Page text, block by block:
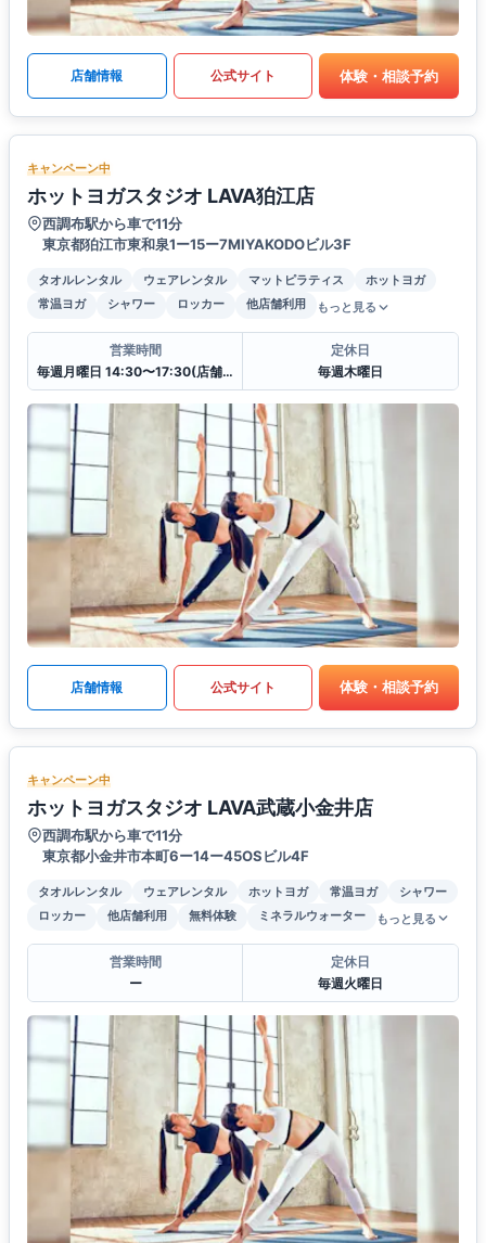
店舗情報 公式サイト 体験・相談予約
キャンペーン中
ホットヨガスタジオ LAVA狛江店
西調布駅から車で11分
東京都狛江市東和泉1ー15ー7MIYAKODOビル3F
タオルレンタル ウェアレンタル マットピラティス
ホットヨガ
常温ヨガ
シャワー ロッカー 他店舗利用 もっと見る
営業時間
毎週月曜日 14:30〜17:30(店舗クローズ)
定休日
毎週木曜日
店舗情報 公式サイト 体験・相談予約
キャンペーン中
ホットヨガスタジオ LAVA武蔵小金井店
西調布駅から車で11分
東京都小金井市本町6ー14ー45OSビル4F
タオルレンタル ウェアレンタル ホットヨガ 常温ヨガ
シャワー
ロッカー
他店舗利用 無料体験 ミネラルウォーター もっと見る
営業時間
ー
定休日
毎週火曜日